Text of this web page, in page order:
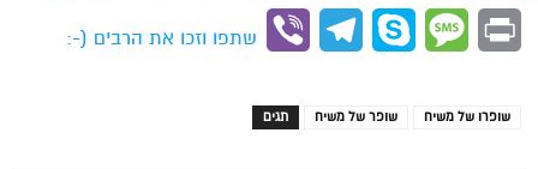
Print
Message
Skype
Telegram
Viber
שתפו וזכו את הרבים (-:
תגים שופר של משיח שופרו של משיח